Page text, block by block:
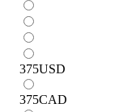
375USD
375CAD